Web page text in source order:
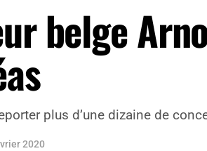
belge
plus d’une dizaine de
2020